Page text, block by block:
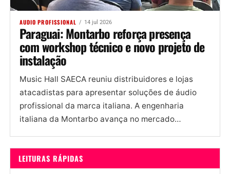
AUDIO PROFISSIONAL 14 jul 2026
Paraguai: Montarbo reforça presença
com workshop técnico e novo projeto de
instalação
Music Hall SAECA reuniu distribuidores e lojas
atacadistas para apresentar soluções de áudio
profissional da marca italiana. A engenharia
italiana da Montarbo avança no mercado
LEITURAS RÁPIDAS